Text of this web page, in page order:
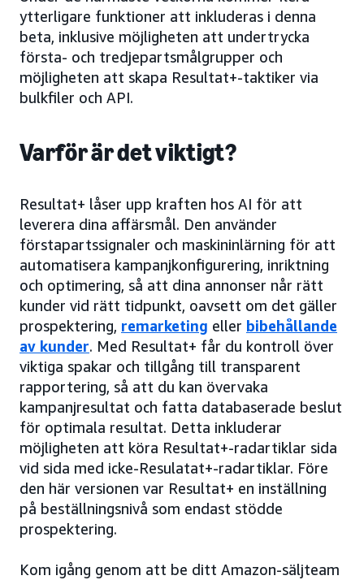
ytterligare funktioner att inkluderas i denna
beta, inklusive möjligheten att undertrycka
första- och tredjepartsmålgrupper och
möjligheten att skapa Resultat+-taktiker via
bulkfiler och API.
Varför är det viktigt?
Resultat+ låser upp kraften hos AI för att
leverera dina affärsmål. Den använder
förstapartssignaler och maskininlärning för att
automatisera kampanjkonfigurering, inriktning
och optimering, så att dina annonser når rätt
kunder vid rätt tidpunkt, oavsett om det gäller
prospektering, remarketing eller bibehållande
av kunder. Med Resultat+ får du kontroll över
viktiga spakar och tillgång till transparent
rapportering, så att du kan övervaka
kampanjresultat och fatta databaserade beslut
för optimala resultat. Detta inkluderar
möjligheten att köra Resultat+-radartiklar sida
vid sida med icke-Resulatat+-radartiklar. Före
den här versionen var Resultat+ en inställning
på beställningsnivå som endast stödde
prospektering.
Kom igång genom att be ditt Amazon-säljteam